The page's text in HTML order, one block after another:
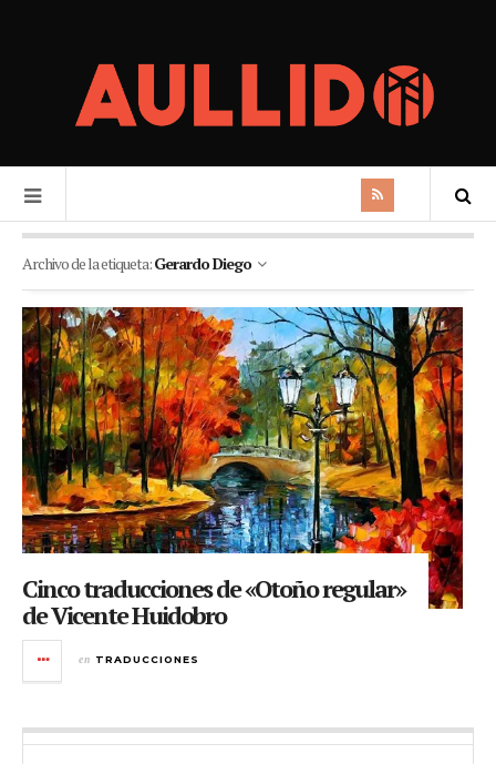
Archivo de la etiqueta:Gerardo Diego
Cinco traducciones de «Otoño regular»
de Vicente Huidobro
en TRADUCCIONES